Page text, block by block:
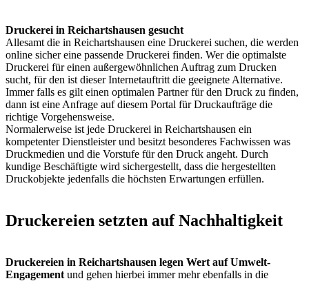
Druckerei in Reichartshausen gesucht
Allesamt die in Reichartshausen eine Druckerei suchen, die werden
online sicher eine passende Druckerei finden. Wer die optimalste
Druckerei für einen außergewöhnlichen Auftrag zum Drucken
sucht, für den ist dieser Internetauftritt die geeignete Alternative.
Immer falls es gilt einen optimalen Partner für den Druck zu finden,
dann ist eine Anfrage auf diesem Portal für Druckaufträge die
richtige Vorgehensweise.
Normalerweise ist jede Druckerei in Reichartshausen ein
kompetenter Dienstleister und besitzt besonderes Fachwissen was
Druckmedien und die Vorstufe für den Druck angeht. Durch
kundige Beschäftigte wird sichergestellt, dass die hergestellten
Druckobjekte jedenfalls die höchsten Erwartungen erfüllen.
Druckereien setzten auf Nachhaltigkeit
Druckereien in Reichartshausen legen Wert auf Umwelt-
Engagement und gehen hierbei immer mehr ebenfalls in die